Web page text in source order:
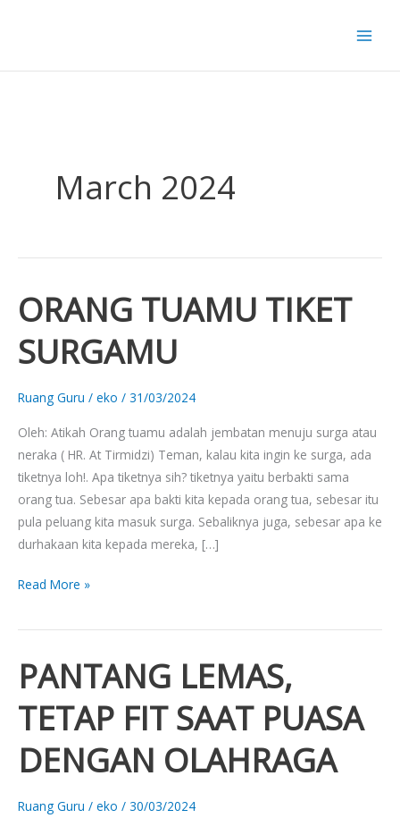
March 2024
ORANG TUAMU TIKET
SURGAMU
Ruang Guru / eko / 31/03/2024
Oleh: Atikah Orang tuamu adalah jembatan menuju surga atau
neraka ( HR. At Tirmidzi) Teman, kalau kita ingin ke surga, ada
tiketnya loh!. Apa tiketnya sih? tiketnya yaitu berbakti sama
orang tua. Sebesar apa bakti kita kepada orang tua, sebesar itu
pula peluang kita masuk surga. Sebaliknya juga, sebesar apa ke
durhakaan kita kepada mereka, […]
ORANG
TUAMU
TIKET
SURGAMU
Read More »
PANTANG LEMAS,
TETAP FIT SAAT PUASA
DENGAN OLAHRAGA
Ruang Guru / eko / 30/03/2024
PANTANG
LEMAS,
TETAP
FIT
SAAT
PUASA
DENGAN